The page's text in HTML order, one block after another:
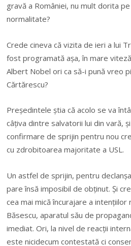
gravă a României, nu mult dorita
normalitate?
Crede cineva că vizita de ieri a lui
fost programată așa, în mare
Albert Nobel ori ca să-i pună vreo
Cărtărescu?
Președintele știa că acolo se va
câțiva dintre salvatorii lui din vară,
confirmare de sprijin pentru nou
cu zdrobitoarea majoritate a USL.
Un astfel de sprijin, pentru
pare însă imposibil de obținut. Și
cea mai mică încurajare a intențiilor
Băsescu, aparatul său de
imediat. Ori, la nivel de reacții
este nicidecum contestată ci